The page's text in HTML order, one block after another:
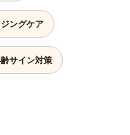
ングケア
サイン対策